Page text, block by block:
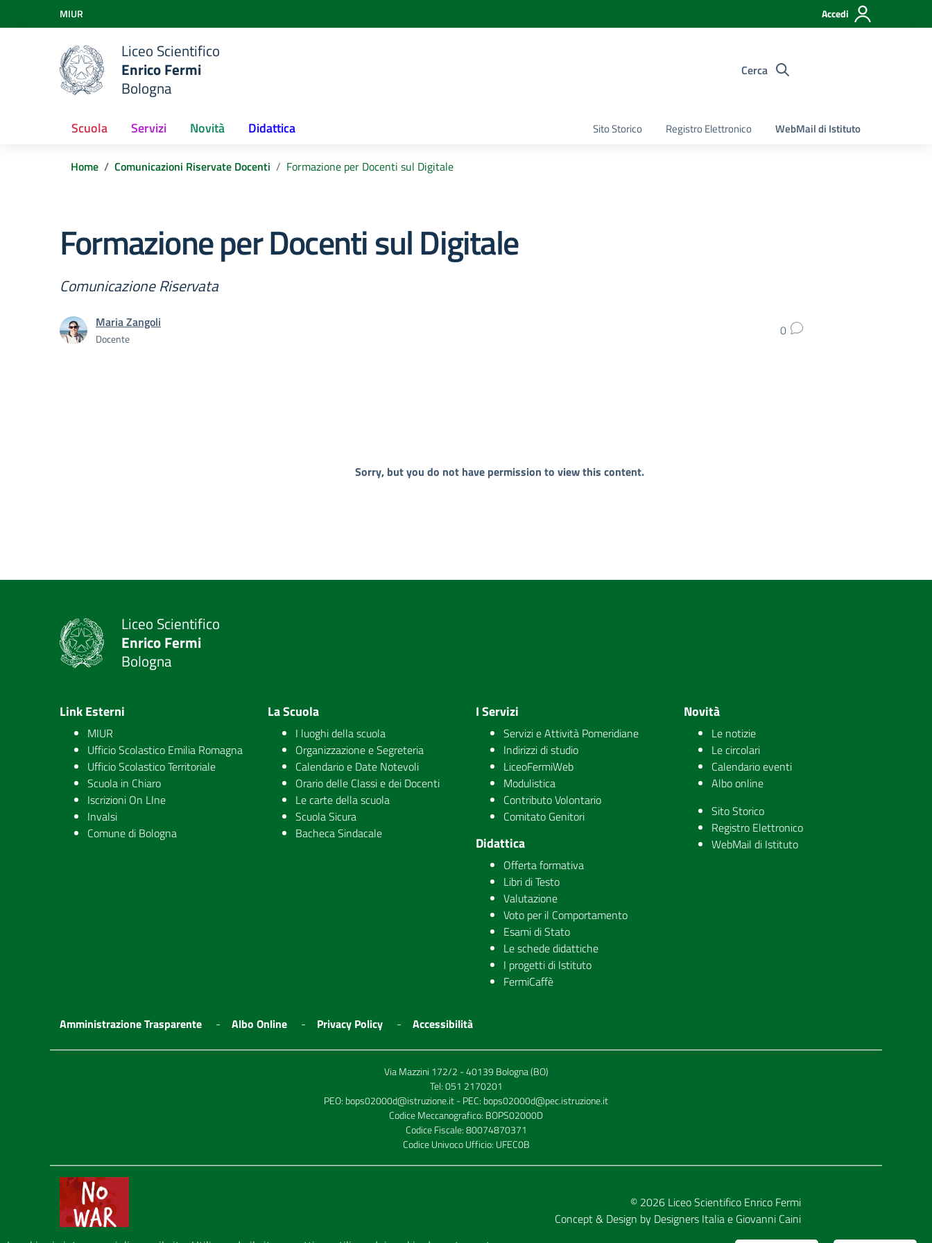
Vai ai contenuti
Vai al menu di navigazione
Vai al footer
MIUR Accedi
Liceo Scientifico
Enrico Fermi
Bologna
Cerca
Sito Storico Registro Elettronico WebMail di Istituto
Scuola Servizi Novità Didattica
Home Comunicazioni Riservate Docenti Formazione per Docenti sul Digitale
Formazione per Docenti sul Digitale
Comunicazione Riservata
Maria Zangoli
Docente 0
Sorry, but you do not have permission to view this content.
Liceo Scientifico
Enrico Fermi
Bologna
Link Esterni
MIUR
Ufficio Scolastico Emilia Romagna
Ufficio Scolastico Territoriale
Scuola in Chiaro
Iscrizioni On LIne
Invalsi
Comune di Bologna
La Scuola
I luoghi della scuola
Organizzazione e Segreteria
Calendario e Date Notevoli
Orario delle Classi e dei Docenti
Le carte della scuola
Scuola Sicura
Bacheca Sindacale
I Servizi
Servizi e Attività Pomeridiane
Indirizzi di studio
LiceoFermiWeb
Modulistica
Contributo Volontario
Comitato Genitori
Didattica
Offerta formativa
Libri di Testo
Valutazione
Voto per il Comportamento
Esami di Stato
Le schede didattiche
I progetti di Istituto
FermiCaffè
Novità
Le notizie
Le circolari
Calendario eventi
Albo online
Sito Storico
Registro Elettronico
WebMail di Istituto
Amministrazione Trasparente Albo Online Privacy Policy Accessibilità
Via Mazzini 172/2 - 40139 Bologna (BO)
Tel:051 2170201
PEO: bops02000d@istruzione.it- PEC: bops02000d@pec.istruzione.it
Codice Meccanografico: BOPS02000D
Codice Fiscale: 80074870371
Codice Univoco Ufficio: UFEC0B
© 2026 Liceo Scientifico Enrico Fermi
Concept & Design by Designers Italiae Giovanni Caini